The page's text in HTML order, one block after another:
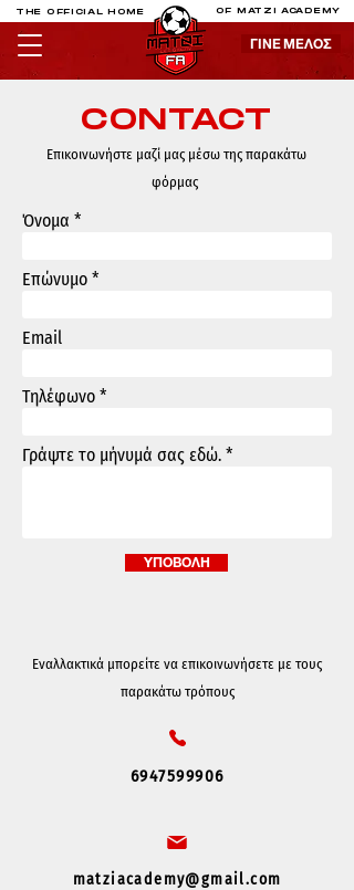
THE OFFICIAL HOME OF MATZI ACADEMY
ΓΙΝΕ ΜΕΛΟΣ ΓΙΝΕ ΜΕΛΟΣ
CONTACT
Επικοινωνήστε μαζί μας μέσω της παρακάτω
φόρμας
Όνομα
Επώνυμο
Email
Τηλέφωνο
Γράψτε το μήνυμά σας εδώ.
ΥΠΟΒΟΛΗ
Εναλλακτικά μπορείτε να επικοινωνήσετε με τους
παρακάτω τρόπους
6947599906
matziacademy@gmail.com